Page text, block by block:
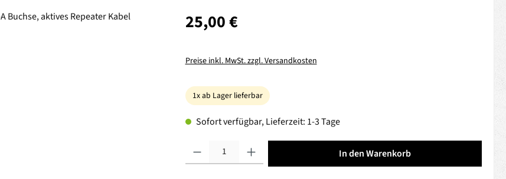
Regulärer Preis:
25,00 €
Preise inkl. MwSt. zzgl. Versandkosten
1x ab Lager lieferbar
Sofort verfügbar, Lieferzeit: 1-3 Tage
Produkt Anzahl: Gib den gewünschten Wert ein oder benutze die Schaltflächen um die
In den Warenkorb